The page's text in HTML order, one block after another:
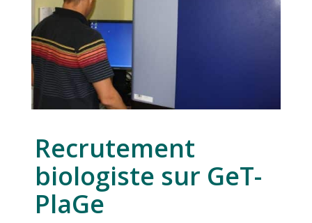
Recrutement
biologiste sur GeT-
PlaGe